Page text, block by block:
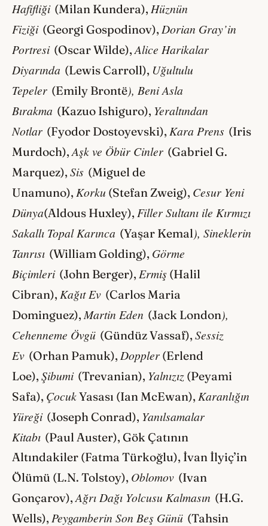
Hafifliği (Milan Kundera), Hüznün
Fiziği (Georgi Gospodinov), Dorian Gray’in
Portresi (Oscar Wilde),Alice Harikalar
Diyarında (Lewis Carroll), Uğultulu
Tepeler (Emily Brontë), Beni Asla
Bırakma (Kazuo Ishiguro), Yeraltından
Notlar (Fyodor Dostoyevski), Kara Prens (Iris
Murdoch),Aşk ve Öbür Cinler (Gabriel G.
Marquez), Sis (Miguel de
Unamuno), Korku (Stefan Zweig), Cesur Yeni
Dünya(Aldous Huxley), Filler Sultanı ile Kırmızı
Sakallı Topal Karınca (Yaşar Kemal), Sineklerin
Tanrısı (William Golding), Görme
Biçimleri (John Berger), Ermiş (Halil
Cibran), Kağıt Ev (Carlos Maria
Dominguez),Martin Eden (Jack London),
Cehenneme Övgü (Gündüz Vassaf), Sessiz
Ev (Orhan Pamuk), Doppler (Erlend
Loe), Şibumi (Trevanian), Yalnızız (Peyami
Safa), ÇocukYasası (Ian McEwan), Karanlığın
Yüreği (Joseph Conrad), Yanılsamalar
Kitabı (Paul Auster), Gök Çatının
Altındakiler (Fatma Türkoğlu), İvan İlyiç’in
Ölümü (L.N. Tolstoy), Oblomov (Ivan
Gonçarov),Ağrı Dağı Yolcusu Kalmasın (H.G.
Wells), Peygamberin Son Beş Günü (Tahsin